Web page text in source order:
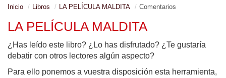
Inicio Libros LA PELÍCULA MALDITA Comentarios
LA PELÍCULA MALDITA
¿Has leído este libro? ¿Lo has disfrutado? ¿Te gustaría
debatir con otros lectores algún aspecto?
Para ello ponemos a vuestra disposición esta herramienta,